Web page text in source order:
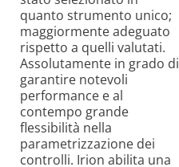
quanto strumento unico;
maggiormente adeguato
rispetto a quelli valutati.
Assolutamente in grado di
garantire notevoli
performance e al
contempo grande
flessibilità nella
parametrizzazione dei
controlli. Irion abilita una